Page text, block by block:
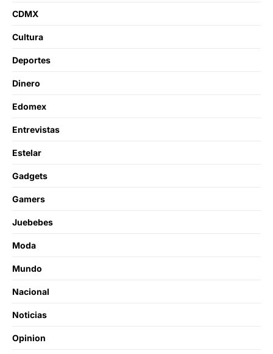
CDMX
Cultura
Deportes
Dinero
Edomex
Entrevistas
Estelar
Gadgets
Gamers
Juebebes
Moda
Mundo
Nacional
Noticias
Opinion